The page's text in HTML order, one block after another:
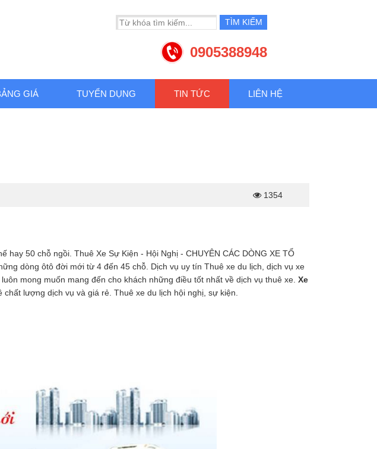
0905388948
GIÁ TUYỂN DỤNG TIN TỨC LIÊN HỆ
1354
50 chỗ ngồi. Thuê Xe Sự Kiện - Hội Nghị - CHUYÊN CÁC DÒNG XE TỔ
dòng ôtô đời mới từ 4 đến 45 chỗ. Dịch vụ uy tín Thuê xe du lịch, dịch vụ xe
mong muốn mang đến cho khách những điều tốt nhất về dịch vụ thuê xe. Xe
lượng dịch vụ và giá rẻ. Thuê xe du lịch hội nghị, sự kiện.